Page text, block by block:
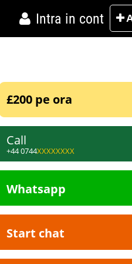
Intra in cont
£200 pe ora
Call
+44 0744XXXXXXXX
Whatsapp
Start chat